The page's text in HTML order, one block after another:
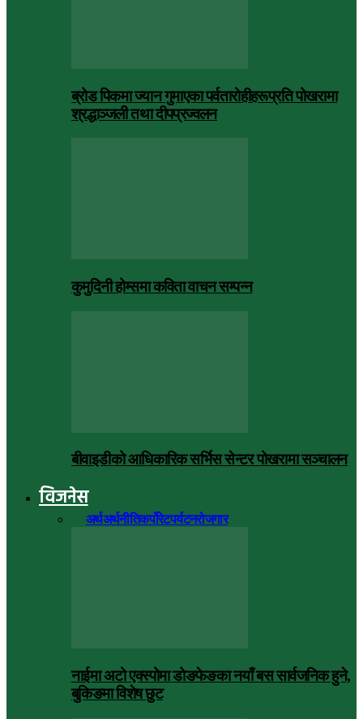
ब्रोड पिकमा ज्यान गुमाएका पर्वतारोहीहरूप्रति पोखरामा
श्रद्धाञ्जली तथा दीपप्रज्वलन
कुमुदिनी होम्समा कविता वाचन सम्पन्न
बीवाइडीको आधिकारिक सर्भिस सेन्टर पोखरामा सञ्चालन
विजनेस
अर्थअर्थनीतिकर्पोरेटपर्यटनरोजगार
नाईमा अटो एक्स्पोमा डोङफेङका नयाँ बस सार्वजनिक हुने,
बुकिङमा विशेष छुट